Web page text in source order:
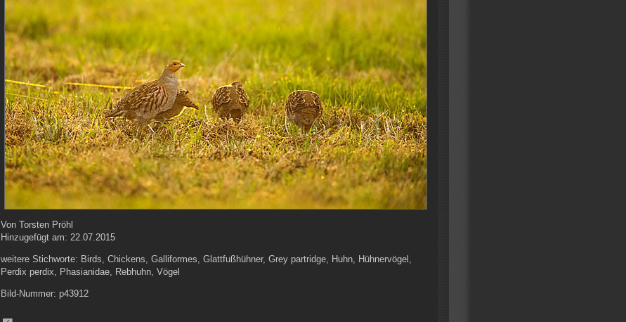
VonTorsten Pröhl
Hinzugefügt am:22.07.2015
weitere Stichworte: Birds, Chickens, Galliformes, Glattfußhühner, Grey partridge, Huhn, Hühnervögel,
Perdix perdix, Phasianidae, Rebhuhn, Vögel
Bild-Nummer: p43912